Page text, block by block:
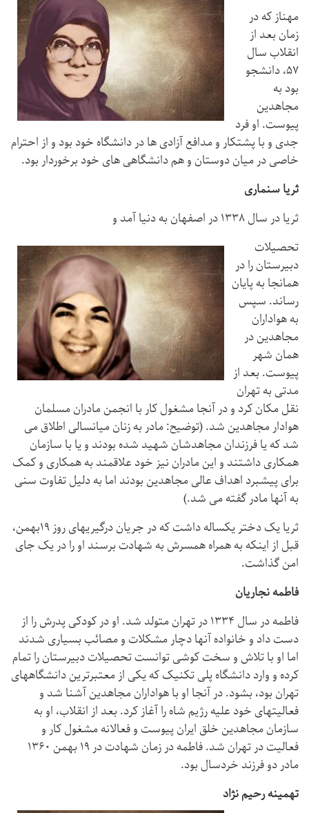
مهناز که در
زمان بعد از
انقلاب سال
۵۷، دانشجو
بود به
مجاهدین
پیوست. او فرد
جدی و با پشتکار و مدافع آزادی ها در دانشگاه خود بود و از احترام
خاصی در میان دوستان و هم دانشگاهی های خود برخوردار بود.
ثریا سنماری
ثریا در سال ۱۳۳۸ در اصفهان به دنیا آمد و
تحصیلات
دبیرستان را در
همانجا به پایان
رساند. سپس
به هواداران
مجاهدین در
همان شهر
پیوست. بعد از
مدتی به تهران
نقل مکان کرد و در آنجا مشغول کار با انجمن مادران مسلمان
هوادار مجاهدین شد. (توضیح:‌ مادر به زنان میانسالی اطلاق می
شد که یا فرزندان مجاهدشان شهید شده بودند و یا با سازمان
همکاری داشتند و این مادران نیز خود علاقمند به همکاری و کمک
برای پیشبرد اهداف عالی مجاهدین بودند اما به دلیل تفاوت سنی
به آنها مادر گفته می شد.)
ثریا یک دختر یکساله داشت که در جریان درگیریهای روز ۱۹بهمن،
قبل از اینکه به همراه همسرش به شهادت برسند او را در یک جای
امن گذاشت.
فاطمه نجاریان
فاطمه در سال ۱۳۳۴ در تهران متولد شد. او در کودکی پدرش را از
دست داد و خانواده آنها دچار مشکلات و مصائب بسیاری شدند
اما او با تلاش و سخت کوشی توانست تحصیلات دبیرستان را تمام
کرده و وارد دانشگاه پلی تکنیک که یکی از معتبرترین دانشگاههای
تهران بود، بشود. در آنجا او با هواداران مجاهدین آشنا شد و
فعالیتهای خود علیه رژیم شاه را آغاز کرد. بعد از انقلاب، او به
سازمان مجاهدین خلق ایران پیوست و فعالانه مشغول کار و
فعالیت در تهران شد. فاطمه در زمان شهادت در ۱۹ بهمن ۱۳۶۰
مادر دو فرزند خردسال بود.
تهمینه رحیم نژاد